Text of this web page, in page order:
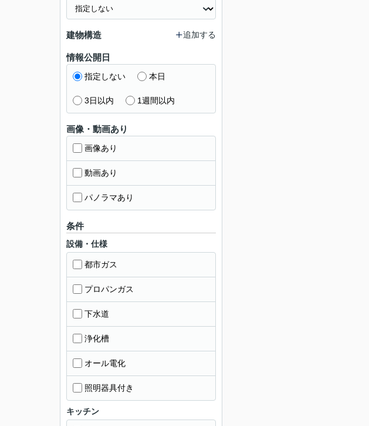
建物構造 追加する
情報公開日
指定しない 本日
3日以内 1週間以内
画像・動画あり
画像あり
動画あり
パノラマあり
条件
設備・仕様
都市ガス
プロパンガス
下水道
浄化槽
オール電化
照明器具付き
キッチン